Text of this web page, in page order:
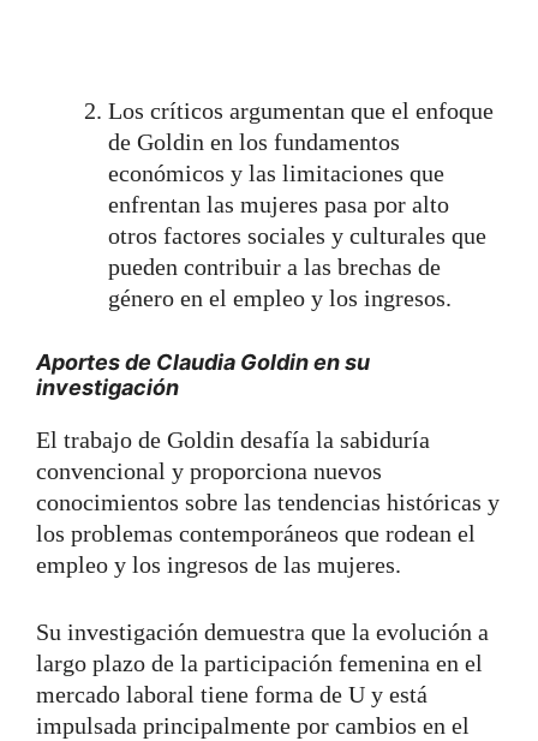
Los críticos argumentan que el enfoque
de Goldin en los fundamentos
económicos y las limitaciones que
enfrentan las mujeres pasa por alto
otros factores sociales y culturales que
pueden contribuir a las brechas de
género en el empleo y los ingresos.
Aportes de Claudia Goldin en su
investigación
El trabajo de Goldin desafía la sabiduría
convencional y proporciona nuevos
conocimientos sobre las tendencias históricas y
los problemas contemporáneos que rodean el
empleo y los ingresos de las mujeres.
Su investigación demuestra que la evolución a
largo plazo de la participación femenina en el
mercado laboral tiene forma de U y está
impulsada principalmente por cambios en el